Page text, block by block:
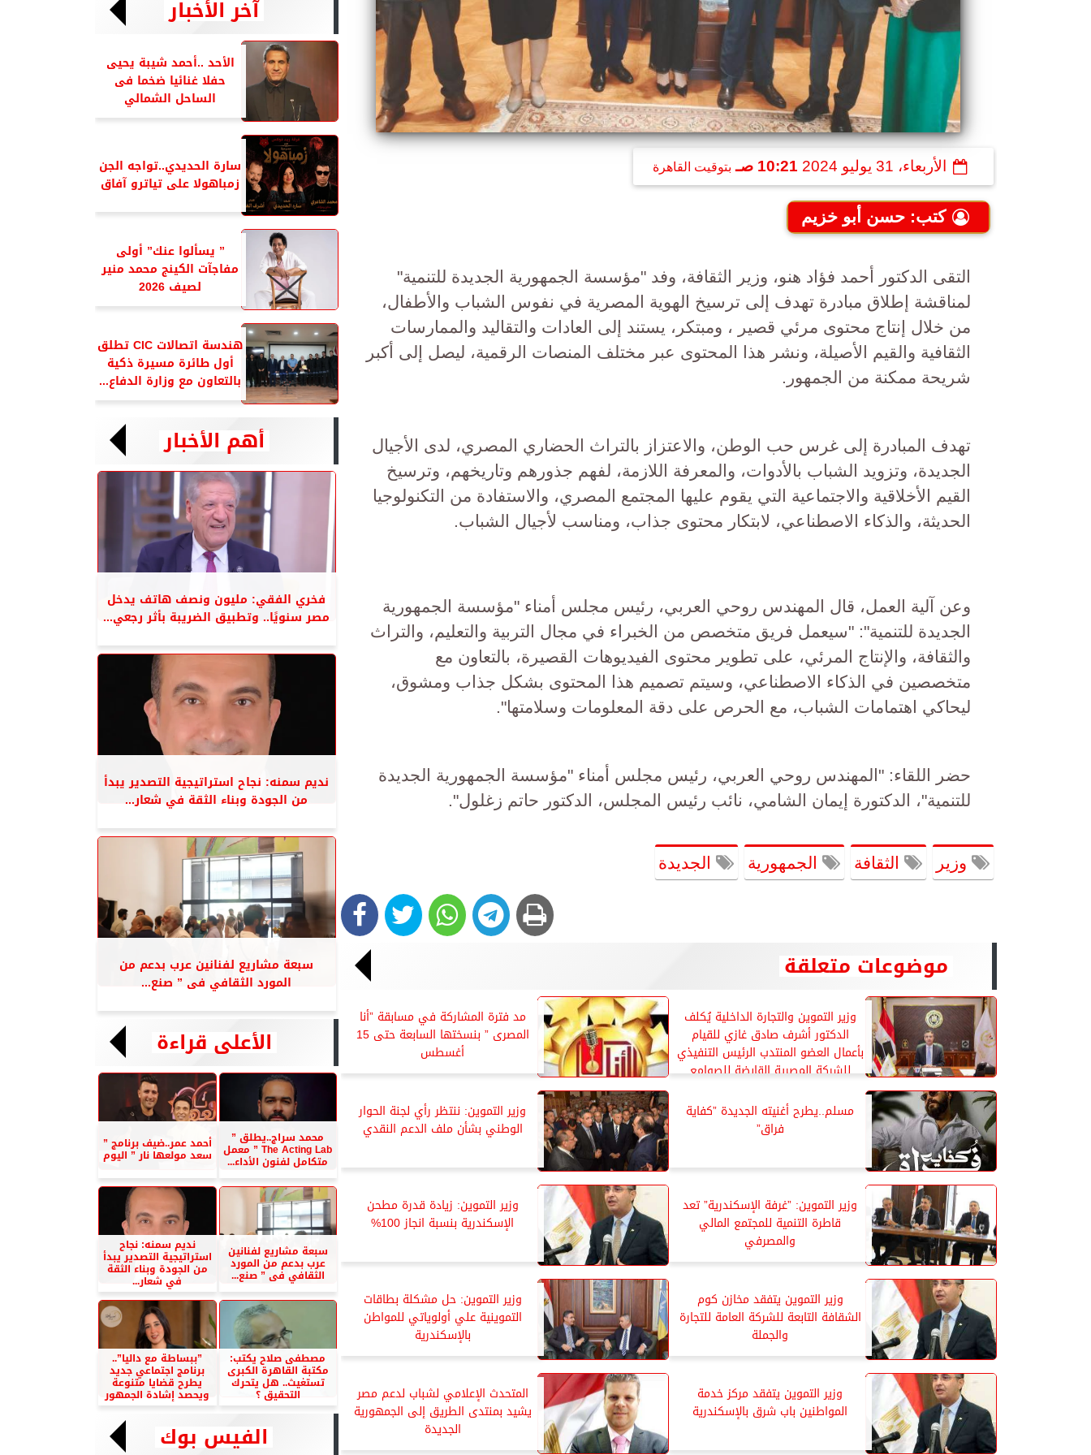
الأربعاء، 31 يوليو 2024 10:21 صـ بتوقيت القاهرة
كتب: حسن أبو خزيم
التقى الدكتور أحمد فؤاد هنو، وزير الثقافة، وفد "مؤسسة الجمهورية الجديدة للتنمية"
لمناقشة إطلاق مبادرة تهدف إلى ترسيخ الهوية المصرية في نفوس الشباب والأطفال،
من خلال إنتاج محتوى مرئي قصير ، ومبتكر، يستند إلى العادات والتقاليد والممارسات
الثقافية والقيم الأصيلة، ونشر هذا المحتوى عبر مختلف المنصات الرقمية، ليصل إلى أكبر
شريحة ممكنة من الجمهور.
تهدف المبادرة إلى غرس حب الوطن، والاعتزاز بالتراث الحضاري المصري، لدى الأجيال
الجديدة، وتزويد الشباب بالأدوات، والمعرفة اللازمة، لفهم جذورهم وتاريخهم، وترسيخ
القيم الأخلاقية والاجتماعية التي يقوم عليها المجتمع المصري، والاستفادة من التكنولوجيا
الحديثة، والذكاء الاصطناعي، لابتكار محتوى جذاب، ومناسب لأجيال الشباب.
وعن آلية العمل، قال المهندس روحي العربي، رئيس مجلس أمناء "مؤسسة الجمهورية
الجديدة للتنمية": "سيعمل فريق متخصص من الخبراء في مجال التربية والتعليم، والتراث
والثقافة، والإنتاج المرئي، على تطوير محتوى الفيديوهات القصيرة، بالتعاون مع
متخصصين في الذكاء الاصطناعي، وسيتم تصميم هذا المحتوى بشكل جذاب ومشوق،
ليحاكي اهتمامات الشباب، مع الحرص على دقة المعلومات وسلامتها".
حضر اللقاء: "المهندس روحي العربي، رئيس مجلس أمناء "مؤسسة الجمهورية الجديدة
للتنمية"، الدكتورة إيمان الشامي، نائب رئيس المجلس، الدكتور حاتم زغلول".
وزير الثقافة الجمهورية الجديدة
موضوعات متعلقة
وزير التموين والتجارة الداخلية يُكلف
الدكتور أشرف صادق غازي للقيام
بأعمال العضو المنتدب الرئيس التنفيذي
للشركة المصرية القابضة للصوامع
مد فترة المشاركة في مسابقة ”أنا
المصرى ” بنسختها السابعة حتى 15
أغسطس
مسلم..يطرح أغنيته الجديدة ”كفاية
فراق”
وزير التموين: ننتظر رأي لجنة الحوار
الوطني بشأن ملف الدعم النقدي
وزير التموين: ”غرفة الإسكندرية” تعد
قاطرة التنمية للمجتمع المالي
والمصرفي
وزير التموين: زيادة قدرة مطحن
الإسكندرية بنسبة انجاز 100%
وزير التموين يتفقد مخازن كوم
الشقافة التابعة للشركة العامة للتجارة
والجملة
وزير التموين: حل مشكلة بطاقات
التموينية علي أولوياتي للمواطن
بالإسكندرية
وزير التموين يتفقد مركز خدمة
المواطنين باب شرق بالإسكندرية
المتحدث الإعلامي لشباب لدعم مصر
يشيد بمنتدى الطريق إلى الجمهورية
الجديدة
آخر الأخبار
الأحد ..أحمد شيبة يحيى
حفلا غنائيا ضخما فى
الساحل الشمالي
سارة الحديدي..تواجه الجن
زمباهولا على تياترو آفاق
” يسألوا عنك” أولى
مفاجآت الكينج محمد منير
لصيف 2026
هندسة اتصالات CIC تطلق
أول طائرة مسيرة ذكية
بالتعاون مع وزارة الدفاع...
أهم الأخبار
فخري الفقي: مليون ونصف هاتف يدخل
مصر سنويًا.. وتطبيق الضريبة بأثر رجعي...
نديم سمنه: نجاح استراتيجية التصدير يبدأ
من الجودة وبناء الثقة في شعار...
سبعة مشاريع لفنانين عرب بدعم من
المورد الثقافي فى ” صنع...
الأعلى قراءة
محمد سراج..يطلق ”
The Acting Lab ” معمل
متكامل لفنون الأداء...
أحمد عمر..ضيف برنامج ”
سعد مولعها نار ” اليوم
سبعة مشاريع لفنانين
عرب بدعم من المورد
الثقافي فى ” صنع...
نديم سمنه: نجاح
استراتيجية التصدير يبدأ
من الجودة وبناء الثقة
في شعار...
مصطفى صلاح يكتب:
مكتبة القاهرة الكبرى
تستغيث.. هل يتحرك
التحقيق ؟
”ببساطة مع داليا”..
برنامج اجتماعي جديد
يطرح قضايا متنوعة
ويحصد إشادة الجمهور
الفيس بوك